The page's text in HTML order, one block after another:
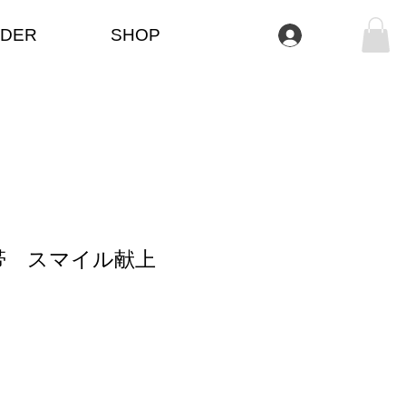
SHOP Se connecter
スマイル献上